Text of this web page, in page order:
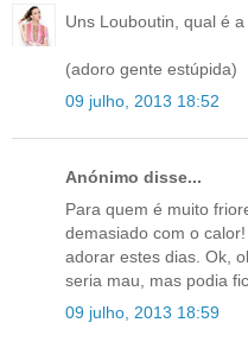
Uns Louboutin, qual é
(adoro gente estúpida)
09 julho, 2013 18:52
Anónimo disse...
Para quem é muito
demasiado com o
adorar estes dias. Ok,
seria mau, mas podia
09 julho, 2013 18:59